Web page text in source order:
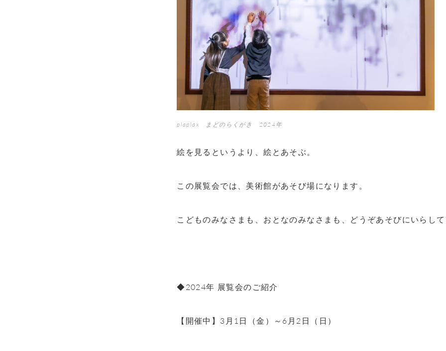
plaplax まどのらくがき 2024年
絵を見るというより、絵とあそぶ。
この展覧会では、美術館があそび場になります。
こどものみなさまも、おとなのみなさまも、どうぞあそびにいらして
◆2024年 展覧会のご紹介
【開催中】 3月 1日（金）～ 6月 2日（日）